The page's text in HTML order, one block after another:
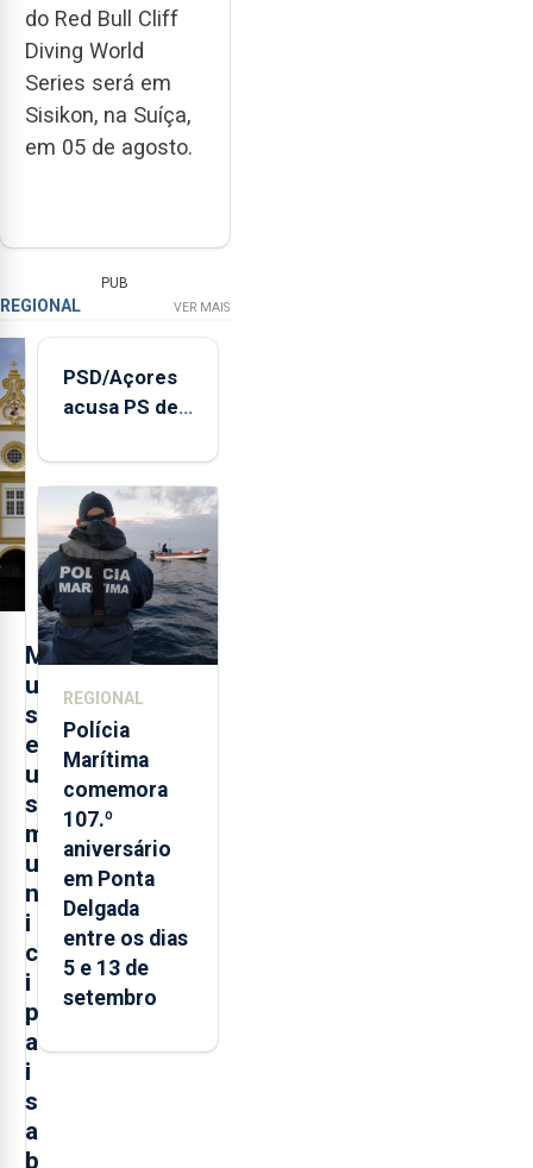
do Red Bull Cliff
Diving World
Series será em
Sisikon, na Suíça,
em 05 de agosto.
PUB
REGIONAL VER MAIS
M
u
s
e
u
s
m
u
n
i
c
i
p
a
i
s
a
b
PSD/Açores
acusa PS de
contraditória"
sobre
evolução
turística
REGIONAL
Polícia
Marítima
comemora
107.º
aniversário
em Ponta
Delgada
entre os dias
5 e 13 de
setembro